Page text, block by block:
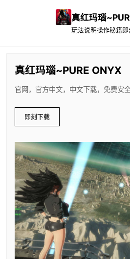
真红玛瑙
玩法说明操作秘籍
真红玛瑙~PURE ONYX
官网，官方中文，中文下载，免费安
即刻下载